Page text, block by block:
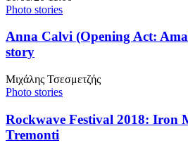
Photo stories
Anna Calvi (Opening Act:
story
Μιχάλης Τσεσμετζής
Photo stories
Rockwave Festival 2018: Iron
Tremonti